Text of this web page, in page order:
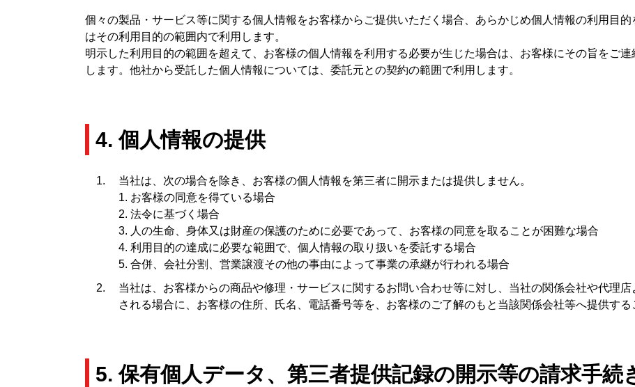
個々の製品・サービス等に関する個人情報をお客様からご提供いただく場合、あらかじめ個人情報の利用目
はその利用目的の範囲内で利用します。
明示した利用目的の範囲を超えて、お客様の個人情報を利用する必要が生じた場合は、お客様にその旨をご
します。他社から受託した個人情報については、委託元との契約の範囲で利用します。
4. 個人情報の提供
当社は、次の場合を除き、お客様の個人情報を第三者に開示または提供しません。
1. お客様の同意を得ている場合
2. 法令に基づく場合
3. 人の生命、身体又は財産の保護のために必要であって、お客様の同意を取ることが困難な場合
4. 利用目的の達成に必要な範囲で、個人情報の取り扱いを委託する場合
5. 合併、会社分割、営業譲渡その他の事由によって事業の承継が行われる場合
当社は、お客様からの商品や修理・サービスに関するお問い合わせ等に対し、当社の関係会社や代理
される場合に、お客様の住所、氏名、電話番号等を、お客様のご了解のもと当該関係会社等へ提供する
5. 保有個人データ、第三者提供記録の開示等の請求手続